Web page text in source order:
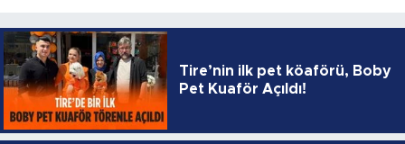
Tire’nin ilk pet köaförü, Boby
Pet Kuaför Açıldı!